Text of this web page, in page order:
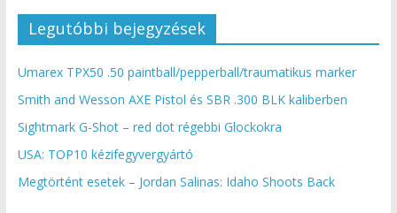
Legutóbbi bejegyzések
Umarex TPX50 .50 paintball/pepperball/traumatikus marker
Smith and Wesson AXE Pistol és SBR .300 BLK kaliberben
Sightmark G-Shot – red dot régebbi Glockokra
USA: TOP10 kézifegyvergyártó
Megtörtént esetek – Jordan Salinas: Idaho Shoots Back